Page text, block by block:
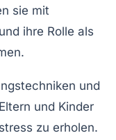
sie mit
ihre Rolle als
und
und Kinder
zu erholen.